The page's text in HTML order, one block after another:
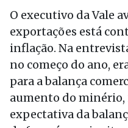
O executivo da Vale
exportações está
inflação. Na
no começo do ano,
para a balança
aumento do minério,
expectativa da